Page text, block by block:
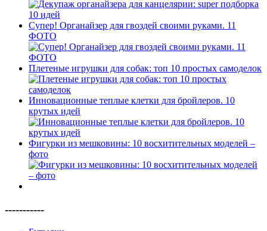
Супер! Органайзер для гвоздей своими руками. 11
ФОТО
Плетеные игрушки для собак: топ 10 простых самоделок
Инновационные теплые клетки для бройлеров. 10
крутых идей
Фигурки из мешковины: 10 восхитительных моделей –
фото
-----------